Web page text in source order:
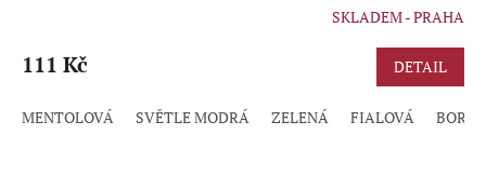
SKLADEM - PRAHA
111 Kč DETAIL
MENTOLOVÁ SVĚTLE MODRÁ ZELENÁ FIALOVÁ